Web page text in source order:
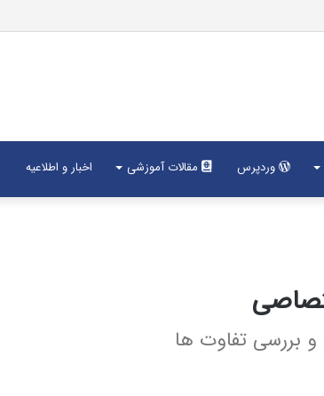
وردپرس مقالات آموزشی اخبار و اطلاعیه